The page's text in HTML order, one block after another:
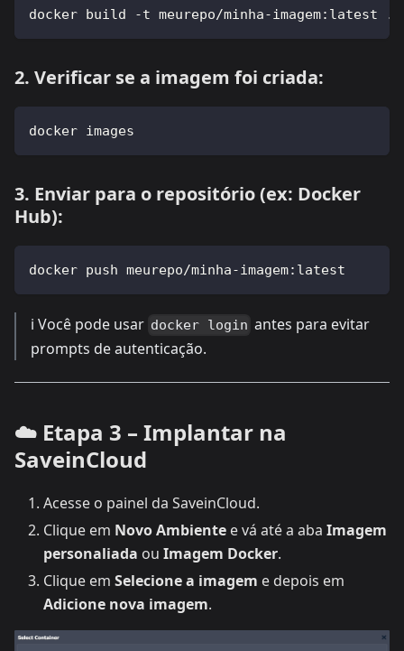
docker build -t meurepo/minha-imagem:latest .
2. Verificar se a imagem foi criada:
docker images
3. Enviar para o repositório (ex: Docker
Hub):
docker push meurepo/minha-imagem:latest
ℹ️ Você pode usar docker login antes para evitar
prompts de autenticação.
☁️ Etapa 3 – Implantar na
SaveinCloud
Acesse o painel da SaveinCloud.
Clique em Novo Ambiente e vá até a aba Imagem
personaliada ou Imagem Docker.
Clique em Selecione a imagem e depois em
Adicione nova imagem.